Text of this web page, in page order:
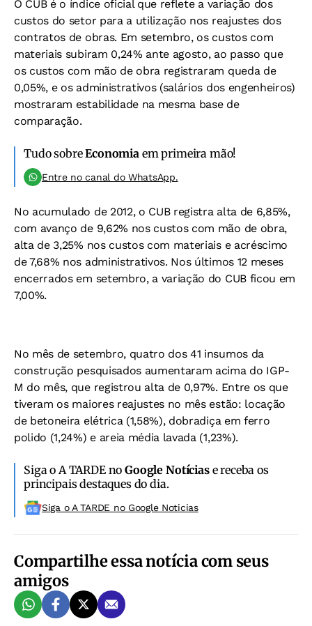
O CUB é o índice oficial que reflete a variação dos
custos do setor para a utilização nos reajustes dos
contratos de obras. Em setembro, os custos com
materiais subiram 0,24% ante agosto, ao passo que
os custos com mão de obra registraram queda de
0,05%, e os administrativos (salários dos engenheiros)
mostraram estabilidade na mesma base de
comparação.
Tudo sobreEconomiaem primeira mão!
Entre no canal do WhatsApp.
No acumulado de 2012, o CUB registra alta de 6,85%,
com avanço de 9,62% nos custos com mão de obra,
alta de 3,25% nos custos com materiais e acréscimo
de 7,68% nos administrativos. Nos últimos 12 meses
encerrados em setembro, a variação do CUB ficou em
7,00%.
No mês de setembro, quatro dos 41 insumos da
construção pesquisados aumentaram acima do IGP-
M do mês, que registrou alta de 0,97%. Entre os que
tiveram os maiores reajustes no mês estão: locação
de betoneira elétrica (1,58%), dobradiça em ferro
polido (1,24%) e areia média lavada (1,23%).
Siga o A TARDE noGoogle Notíciase receba os
principais destaques do dia.
Siga o A TARDE no Google Noticias
Compartilhe essa notícia com seus
amigos